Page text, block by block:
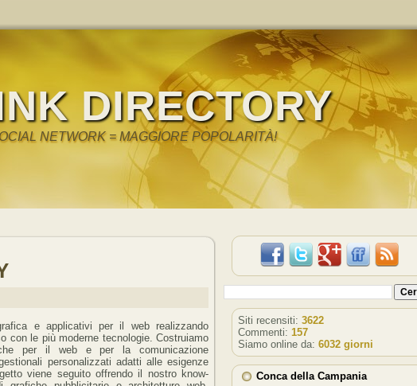
DIRECTORY
NETWORK = MAGGIORE POPOLARITÀ!
e applicativi per il web realizzando
con le più moderne tecnologie. Costruiamo
per il web e per la comunicazione
personalizzati adatti alle esigenze
viene seguito offrendo il nostro know-
Siti recensiti: 3622
Commenti: 157
Siamo online da: 6032 giorni
Conca della Campania